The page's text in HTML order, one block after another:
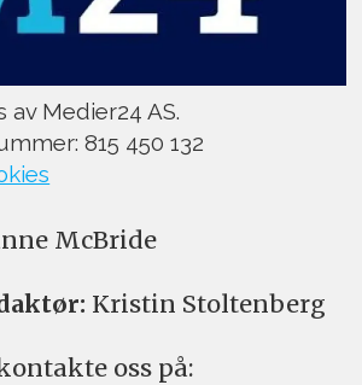
av Medier24 AS.
815 450 132
McBride
Kristin Stoltenberg
oss på: